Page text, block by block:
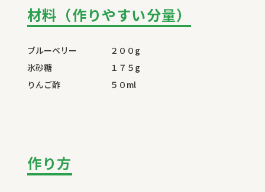
材料（作りやすい分量）
ブルーベリー ２００ g
氷砂糖 １７５ g
りんご酢 ５０ ml
作り方